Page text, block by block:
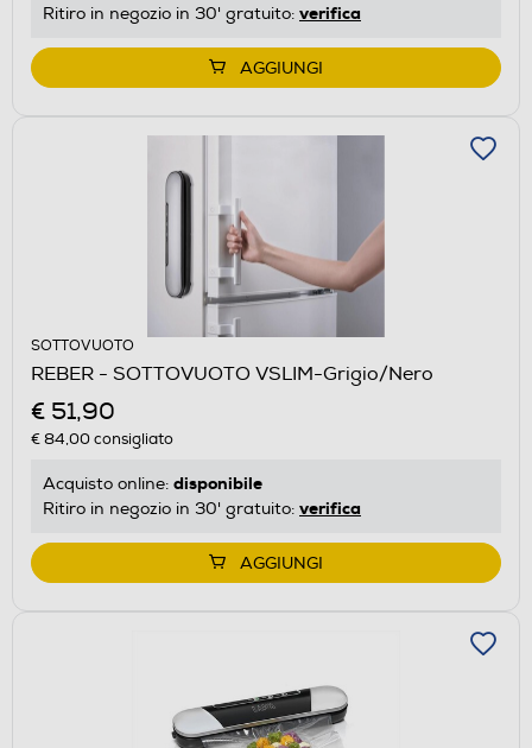
Ritiro in negozio in 30' gratuito: verifica
AGGIUNGI
SOTTOVUOTO
REBER - SOTTOVUOTO VSLIM-Grigio/Nero
€ 51,90
€ 84,00consigliato
Acquisto online: disponibile
Ritiro in negozio in 30' gratuito: verifica
AGGIUNGI